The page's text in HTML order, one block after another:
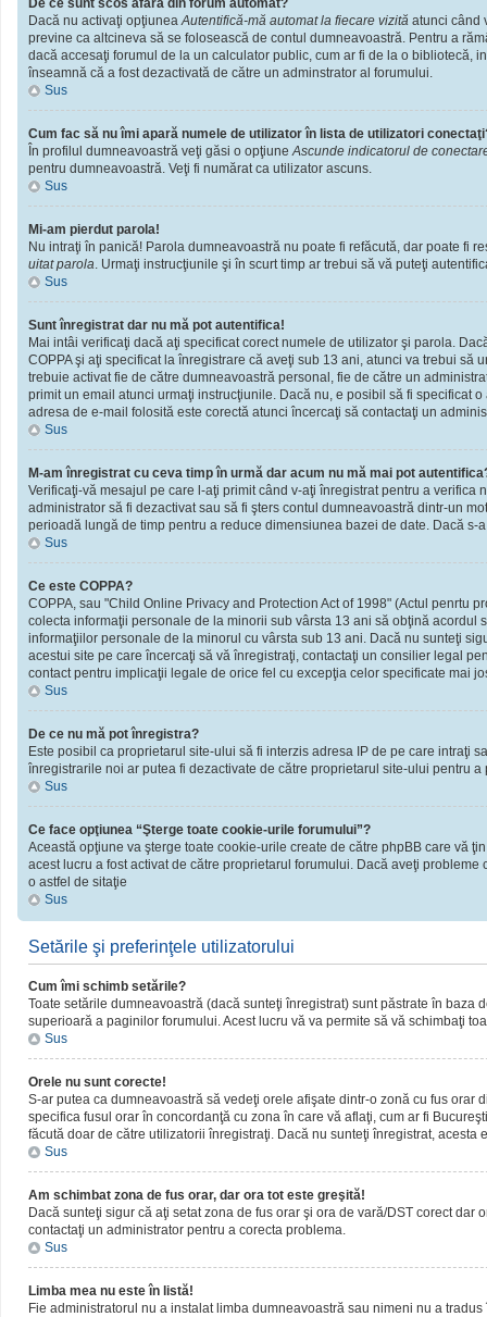
De ce sunt scos afară din forum automat?
Dacă nu activaţi opţiuneaAutentifică-mă automat la fiecare vizită atunci când
previne ca altcineva să se folosească de contul dumneavoastră. Pentru a
dacă accesaţi forumul de la un calculator public, cum ar fi de la o bibliotecă,
înseamnă că a fost dezactivată de către un adminstrator al forumului.
Sus
Cum fac să nu îmi apară numele de utilizator în lista de utilizatori
În profilul dumneavoastră veţi găsi o opţiuneAscunde indicatorul de
pentru dumneavoastră. Veţi fi numărat ca utilizator ascuns.
Sus
Mi-am pierdut parola!
Nu intraţi în panică! Parola dumneavoastră nu poate fi refăcută, dar poate fi
uitat parola. Urmaţi instrucţiunile şi în scurt timp ar trebui să vă puteţi
Sus
Sunt înregistrat dar nu mă pot autentifica!
Mai intâi verificaţi dacă aţi specificat corect numele de utilizator şi parola.
COPPA şi aţi specificat la înregistrare că aveţi sub 13 ani, atunci va trebui
trebuie activat fie de către dumneavoastră personal, fie de către un
primit un email atunci urmaţi instrucţiunile. Dacă nu, e posibil să fi specificat
adresa de e-mail folosită este corectă atunci încercaţi să contactaţi un
Sus
M-am înregistrat cu ceva timp în urmă dar acum nu mă mai pot
Verificaţi-vă mesajul pe care l-aţi primit când v-aţi înregistrat pentru a
administrator să fi dezactivat sau să fi şters contul dumneavoastră dintr-un
perioadă lungă de timp pentru a reduce dimensiunea bazei de date. Dacă
Sus
Ce este COPPA?
COPPA, sau "Child Online Privacy and Protection Act of 1998" (Actul penrtu
colecta informaţii personale de la minorii sub vârsta 13 ani să obţină
informaţiilor personale de la minorul cu vârsta sub 13 ani. Dacă nu sunteţi
acestui site pe care încercaţi să vă înregistraţi, contactaţi un consilier legal
contact pentru implicaţii legale de orice fel cu excepţia celor specificate mai
Sus
De ce nu mă pot înregistra?
Este posibil ca proprietarul site-ului să fi interzis adresa IP de pe care intraţi
înregistrarile noi ar putea fi dezactivate de către proprietarul site-ului pentru
Sus
Ce face opţiunea “Şterge toate cookie-urile forumului”?
Această opţiune va şterge toate cookie-urile create de către phpBB care vă
acest lucru a fost activat de către proprietarul forumului. Dacă aveţi
o astfel de sitaţie
Sus
Setările şi preferinţele utilizatorului
Cum îmi schimb setările?
Toate setările dumneavoastră (dacă sunteţi înregistrat) sunt păstrate în
superioară a paginilor forumului. Acest lucru vă va permite să vă schimbaţi
Sus
Orele nu sunt corecte!
S-ar putea ca dumneavoastră să vedeţi orele afişate dintr-o zonă cu fus
specifica fusul orar în concordanţă cu zona în care vă aflaţi, cum ar fi
făcută doar de către utilizatorii înregistraţi. Dacă nu sunteţi înregistrat, acesta
Sus
Am schimbat zona de fus orar, dar ora tot este greşită!
Dacă sunteţi sigur că aţi setat zona de fus orar şi ora de vară/DST corect
contactaţi un administrator pentru a corecta problema.
Sus
Limba mea nu este în listă!
Fie administratorul nu a instalat limba dumneavoastră sau nimeni nu a